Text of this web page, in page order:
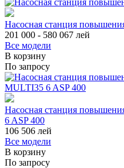
Насосная станция
201 000 - 580 067 лей
Все модели
В корзину
По запросу
Насосная станция
6 ASP 400
106 506 лей
Все модели
В корзину
По запросу